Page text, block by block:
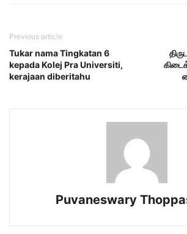
Previous article
Tukar nama Tingkatan 6
kepada Kolej Pra Universiti,
kerajaan diberitahu
Puvaneswary